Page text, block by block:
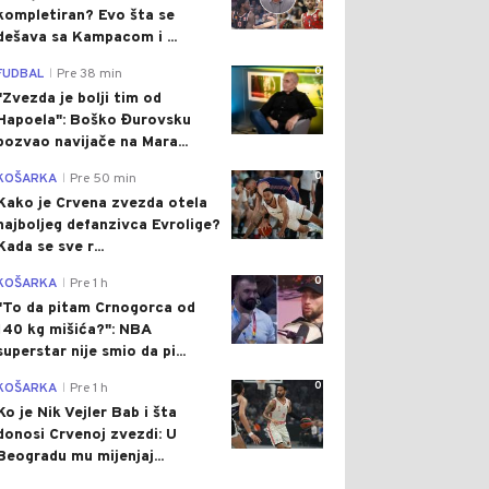
Evo šta se
sa Kampacom i ...
0
Pre 38 min
je bolji tim od
Boško Đurovsku
navijače na Mara...
0
Pre 50 min
je Crvena zvezda otela
defanzivca Evrolige?
se sve r...
0
Pre 1 h
da pitam Crnogorca od
kg mišića?": NBA
nije smio da pi...
0
Pre 1 h
je Nik Vejler Bab i šta
Crvenoj zvezdi: U
mu mijenjaj...